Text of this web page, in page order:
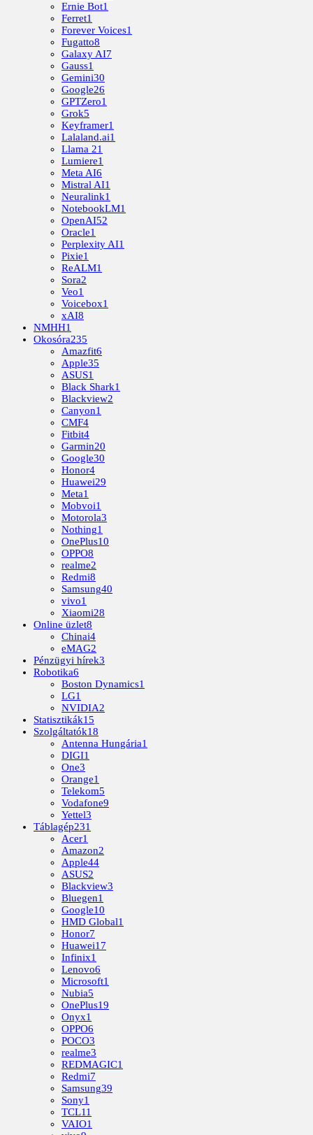
Ernie Bot1
Ferret1
Forever Voices1
Fugatto8
Galaxy AI7
Gauss1
Gemini30
Google26
GPTZero1
Grok5
Keyframer1
Lalaland.ai1
Llama 21
Lumiere1
Meta AI6
Mistral AI1
Neuralink1
NotebookLM1
OpenAI52
Oracle1
Perplexity AI1
Pixie1
ReALM1
Sora2
Veo1
Voicebox1
xAI8
NMHH1
Okosóra235
Amazfit6
Apple35
ASUS1
Black Shark1
Blackview2
Canyon1
CMF4
Fitbit4
Garmin20
Google30
Honor4
Huawei29
Meta1
Mobvoi1
Motorola3
Nothing1
OnePlus10
OPPO8
realme2
Redmi8
Samsung40
vivo1
Xiaomi28
Online üzlet8
Chinai4
eMAG2
Pénzügyi hírek3
Robotika6
Boston Dynamics1
LG1
NVIDIA2
Statisztikák15
Szolgáltatók18
Antenna Hungária1
DIGI1
One3
Orange1
Telekom5
Vodafone9
Yettel3
Táblagép231
Acer1
Amazon2
Apple44
ASUS2
Blackview3
Bluegen1
Google10
HMD Global1
Honor7
Huawei17
Infinix1
Lenovo6
Microsoft1
Nubia5
OnePlus19
Onyx1
OPPO6
POCO3
realme3
REDMAGIC1
Redmi7
Samsung39
Sony1
TCL11
VAIO1